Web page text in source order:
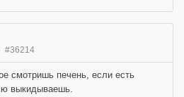
#36214
смотришь печень, если есть
выкидываешь.